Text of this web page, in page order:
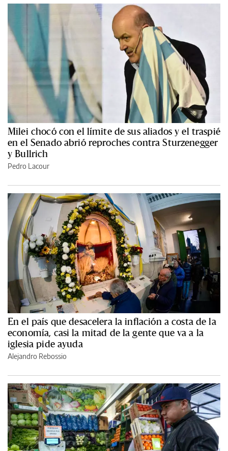
Milei chocó con el límite de sus aliados y el traspié
en el Senado abrió reproches contra Sturzenegger
y Bullrich
Pedro Lacour
En el país que desacelera la inflación a costa de la
economía, casi la mitad de la gente que va a la
iglesia pide ayuda
Alejandro Rebossio